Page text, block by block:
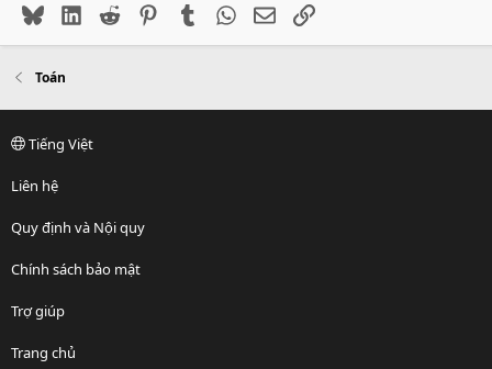
BlueskyLinkedIn
Reddit PinterestTumblr WhatsApp
EmailLink
Toán
Tiếng Việt
Liên hệ
Quy định và Nội quy
Chính sách bảo mật
Trợ giúp
Trang chủ